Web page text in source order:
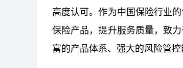
高度认可。作为中国保险行业
保险产品，提升服务质量，致
富的产品体系、强大的风险管